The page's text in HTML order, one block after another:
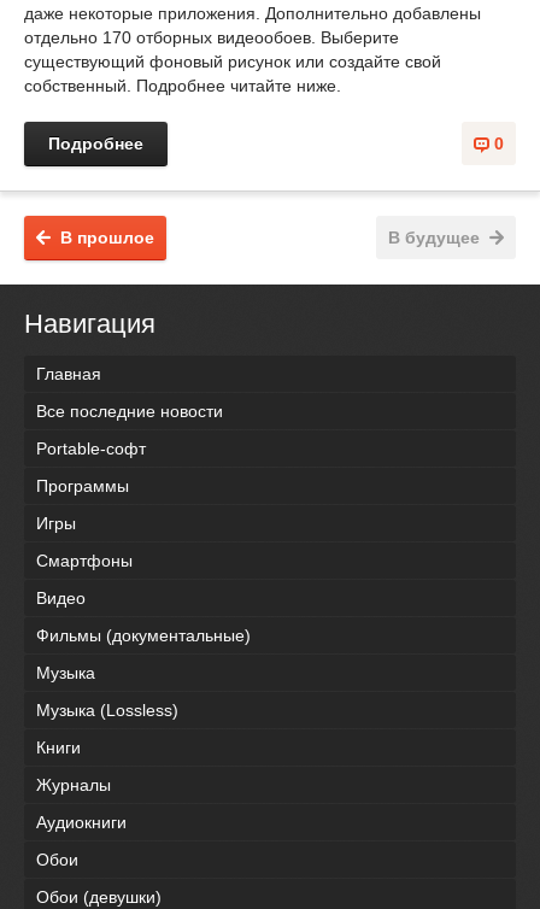
даже некоторые приложения. Дополнительно добавлены
отдельно 170 отборных видеообоев. Выберите
существующий фоновый рисунок или создайте свой
собственный. Подробнее читайте ниже.
0
Подробнее
В будущее
В прошлое
Навигация
Главная
Все последние новости
Portable-софт
Программы
Игры
Смартфоны
Видео
Фильмы (документальные)
Музыка
Музыка (Lossless)
Книги
Журналы
Аудиокниги
Обои
Обои (девушки)